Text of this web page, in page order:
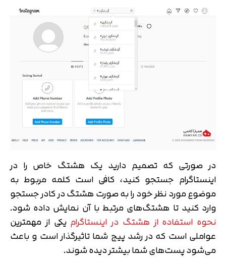
در صورتی که تصمیم دارید یک هشتگ خاص را در
اینستاگرام جستجو کنید، کافی است کلمه مربوط به
موضوع مورد نظر خود را به صورت هشتگ در کادر جستجو
وارد کنید تا هشتگ‌های مرتبط با آن نمایش داده شود.
نحوه استفاده از هشتگ در اینستاگرام یکی از مهمترین
عواملی است که در رشد پیج شما تاثیرگذار است و باعث
می‌شود پست‌های شما بیشتر دیده شوند.